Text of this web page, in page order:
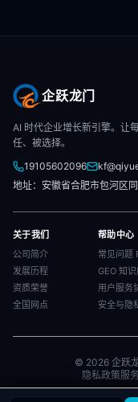
企跃龙门
AI 时代企业增长新引擎。让
任、被选择。
19105602096
地址：安徽省合肥市包河区
关于我们
公司简介
发展历程
资质荣誉
全国网点
帮助中心
常见问题
GEO 知
用户服务
安全与隐
© 2026 企跃
隐私政策服